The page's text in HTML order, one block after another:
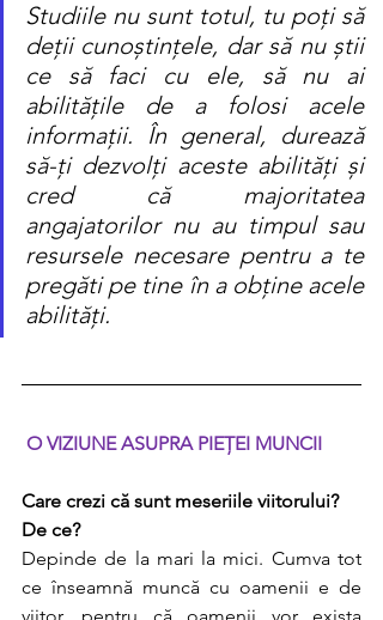
Studiile nu sunt totul, tu poți să
deții cunoștințele, dar să nu știi
ce să faci cu ele, să nu ai
abilitățile de a folosi acele
informații. În general, durează
să-ți dezvolți aceste abilități și
cred că majoritatea
angajatorilor nu au timpul sau
resursele necesare pentru a te
pregăti pe tine în a obține acele
abilități.
O VIZIUNE ASUPRA PIEȚEI MUNCII
Care crezi că sunt meseriile viitorului?
De ce?
Depinde de la mari la mici. Cumva tot
ce înseamnă muncă cu oamenii e de